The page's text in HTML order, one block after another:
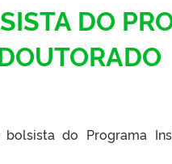
DO
do Programa